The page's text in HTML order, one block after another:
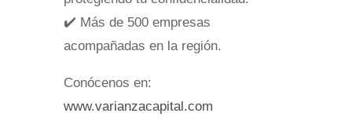
✔️ Más de 500 empresas
acompañadas en la región.
Conócenos en:
www.varianzacapital.com